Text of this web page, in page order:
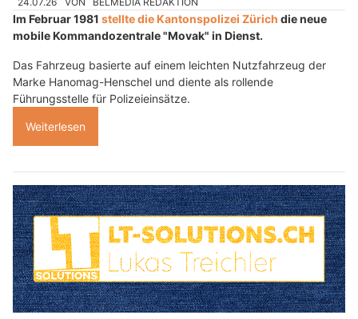
Im Februar 1981 stellte die Kantonspolizei Zürich die neue
mobile Kommandozentrale "Movak" in Dienst.
Das Fahrzeug basierte auf einem leichten Nutzfahrzeug der
Marke Hanomag-Henschel und diente als rollende
Führungsstelle für Polizeieinsätze.
Weiterlesen